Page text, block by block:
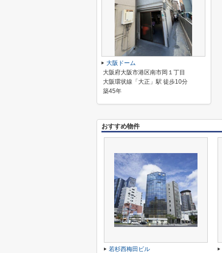
大阪ドーム
大阪府大阪市港区南市岡１丁目
大阪環状線「大正」駅 徒歩10分
築45年
おすすめ物件
若杉西梅田ビル